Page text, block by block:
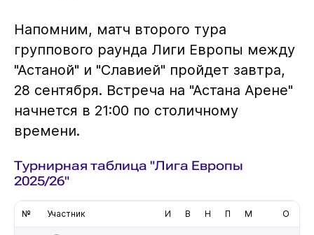
Напомним, матч второго тура
группового раунда Лиги Европы между
"Астаной" и "Славией" пройдет завтра,
28 сентября. Встреча на "Астана Арене"
начнется в 21:00 по столичному
времени.
Турнирная таблица "Лига Европы
2025/26"
№ Участник И В Н П М О